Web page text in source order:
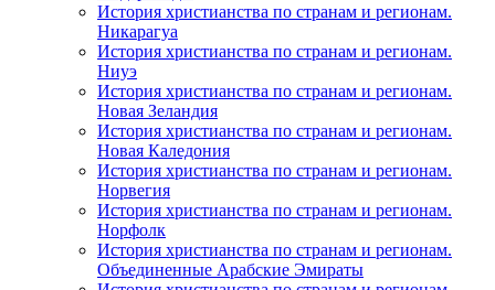
История христианства по странам и регионам.
Никарагуа
История христианства по странам и регионам.
Ниуэ
История христианства по странам и регионам.
Новая Зеландия
История христианства по странам и регионам.
Новая Каледония
История христианства по странам и регионам.
Норвегия
История христианства по странам и регионам.
Норфолк
История христианства по странам и регионам.
Объединенные Арабские Эмираты